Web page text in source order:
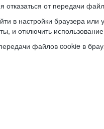
от передачи
в настройки браузера или
и отключить
файлов cookie в